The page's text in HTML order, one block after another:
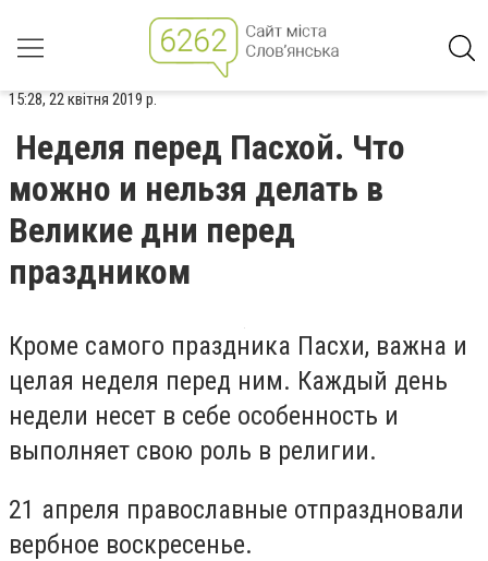
15:28, 22 квітня 2019 р.
Неделя перед Пасхой. Что
можно и нельзя делать в
Великие дни перед
праздником
Кроме самого праздника Пасхи, важна и
целая неделя перед ним. Каждый день
недели несет в себе особенность и
выполняет свою роль в религии.
21 апреля православные отпраздновали
вербное воскресенье.